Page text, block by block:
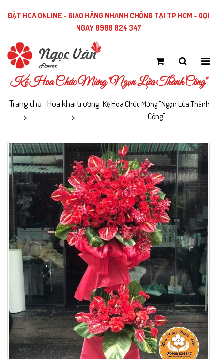
ĐẶT HOA ONLINE - GIAO HÀNG NHANH CHÓNG TẠI TP HCM - GỌI
NGAY 0908 824 347
Kệ Hoa Chúc Mừng "Ngọn Lửa Thành Công"
Trang chủ Hoa khai trương Kệ Hoa Chúc Mừng "Ngọn Lửa Thành
Công"